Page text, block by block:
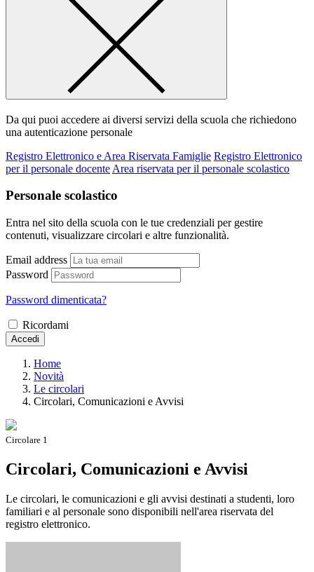
Da qui puoi accedere ai diversi servizi della scuola che richiedono
una autenticazione personale
Registro Elettronico e Area Riservata Famiglie Registro Elettronico
per il personale docente Area riservata per il personale scolastico
Personale scolastico
Entra nel sito della scuola con le tue credenziali per gestire
contenuti, visualizzare circolari e altre funzionalità.
Email address
Password
Password dimenticata?
Ricordami
Accedi
Home
Novità
Le circolari
Circolari, Comunicazioni e Avvisi
Circolare 1
Circolari, Comunicazioni e Avvisi
Le circolari, le comunicazioni e gli avvisi destinati a studenti, loro
familiari e al personale sono disponibili nell'area riservata del
registro elettronico.